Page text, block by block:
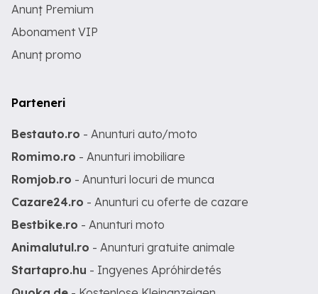
Anunț Premium
Abonament VIP
Anunț promo
Parteneri
Bestauto.ro - Anunturi auto/moto
Romimo.ro - Anunturi imobiliare
Romjob.ro - Anunturi locuri de munca
Cazare24.ro - Anunturi cu oferte de cazare
Bestbike.ro - Anunturi moto
Animalutul.ro - Anunturi gratuite animale
Startapro.hu - Ingyenes Apróhirdetés